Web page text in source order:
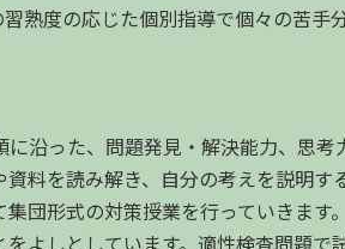
熟度の応じた個別指導で個々の苦手
沿った、問題発見・解決能力、思
料を読み解き、自分の考えを説明す
団形式の対策授業を行っていきます
よしとしています。適性検査問題で